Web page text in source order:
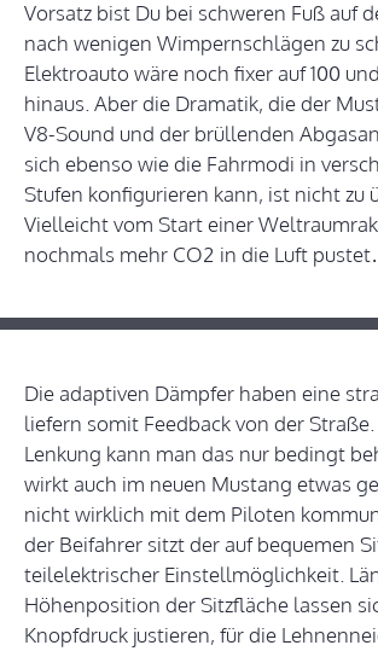
Vorsatz bist Du bei schweren Fuß auf
nach wenigen Wimpernschlägen zu
Elektroauto wäre noch fixer auf 100
hinaus. Aber die Dramatik, die der
V8-Sound und der brüllenden
sich ebenso wie die Fahrmodi in
Stufen konfigurieren kann, ist nicht zu
Vielleicht vom Start einer
nochmals mehr CO2 in die Luft
Die adaptiven Dämpfer haben eine
liefern somit Feedback von der
Lenkung kann man das nur bedingt
wirkt auch im neuen Mustang etwas
nicht wirklich mit dem Piloten
der Beifahrer sitzt der auf bequemen
teilelektrischer Einstellmöglichkeit.
Höhenposition der Sitzfläche lassen
Knopfdruck justieren, für die